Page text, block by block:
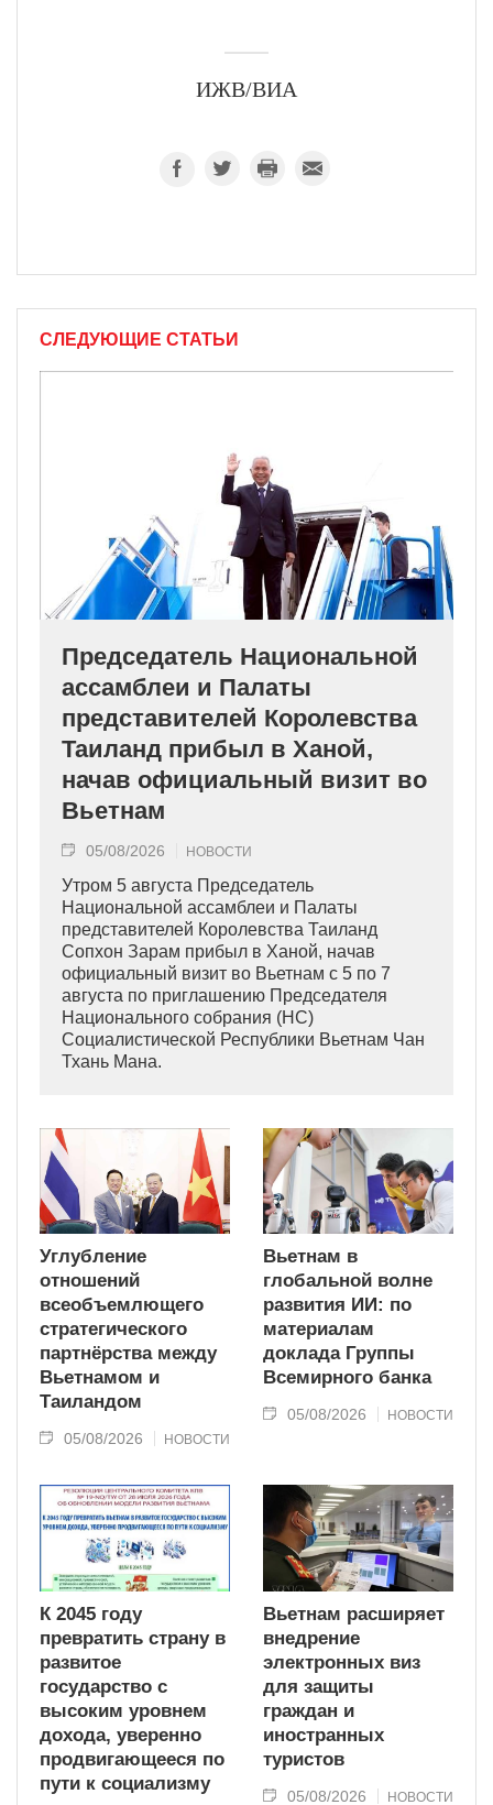
ИЖВ/ВИА
СЛЕДУЮЩИЕ СТАТЬИ
Председатель Национальной
ассамблеи и Палаты
представителей Королевства
Таиланд прибыл в Ханой,
начав официальный визит во
Вьетнам
05/08/2026 НОВОСТИ
Утром 5 августа Председатель
Национальной ассамблеи и Палаты
представителей Королевства Таиланд
Сопхон Зарам прибыл в Ханой, начав
официальный визит во Вьетнам с 5 по 7
августа по приглашению Председателя
Национального собрания (НС)
Социалистической Республики Вьетнам Чан
Тхань Мана.
Углубление
отношений
всеобъемлющего
стратегического
партнёрства между
Вьетнамом и
Таиландом
05/08/2026 НОВОСТИ
Вьетнам в
глобальной волне
развития ИИ: по
материалам
доклада Группы
Всемирного банка
05/08/2026 НОВОСТИ
К 2045 году
превратить страну в
развитое
государство с
высоким уровнем
дохода, уверенно
продвигающееся по
пути к социализму
Вьетнам расширяет
внедрение
электронных виз
для защиты
граждан и
иностранных
туристов
05/08/2026 НОВОСТИ